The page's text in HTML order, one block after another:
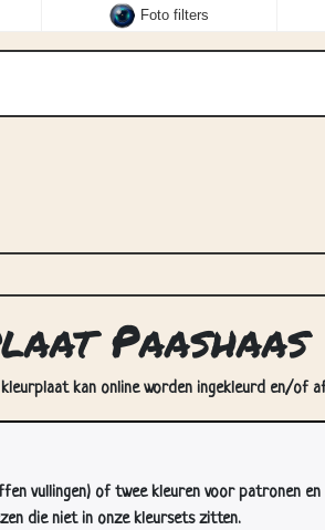
Foto filters
Paashaas
kan online worden ingekleurd en/of
vullingen) of twee kleuren voor patronen en
die niet in onze kleursets zitten.